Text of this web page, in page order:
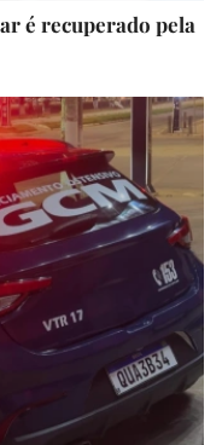
é recuperado pela